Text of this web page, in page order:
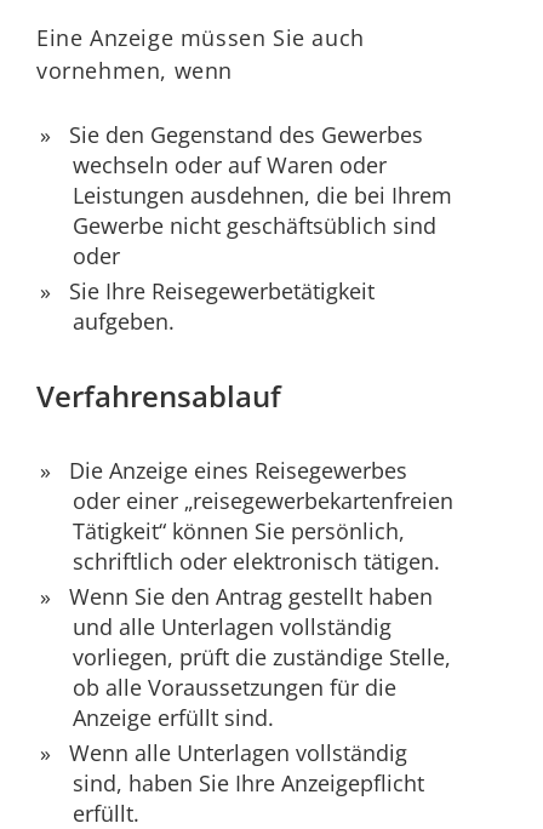
Eine Anzeige müssen Sie auch
vornehmen, wenn
Sie den Gegenstand des Gewerbes
wechseln oder auf Waren oder
Leistungen ausdehnen, die bei Ihrem
Gewerbe nicht geschäftsüblich sind
oder
Sie Ihre Reisegewerbetätigkeit
aufgeben.
Verfahrensablauf
Die Anzeige eines Reisegewerbes
oder einer „reisegewerbekartenfreien
Tätigkeit“ können Sie persönlich,
schriftlich oder elektronisch tätigen.
Wenn Sie den Antrag gestellt haben
und alle Unterlagen vollständig
vorliegen, prüft die zuständige Stelle,
ob alle Voraussetzungen für die
Anzeige erfüllt sind.
Wenn alle Unterlagen vollständig
sind, haben Sie Ihre Anzeigepflicht
erfüllt.